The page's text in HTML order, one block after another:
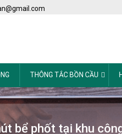
THÔNG TẮC BỒN CẦU
bể phốt tại khu